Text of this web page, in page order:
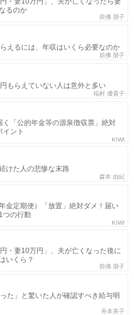
るのか
前佛 朋子
えるには、年収はいくら必要なのか
前佛 朋子
もらえていない人は意外と多い
稲村 優貴子
く「公的年金等の源泉徴収票」絶対
イント
KIWI
けた人の悲惨な末路
森本 由紀
金定期便）「放置」絶対ダメ！届い
つの行動
KIWI
・妻10万円」、夫が亡くなった後に
いくら？
前佛 朋子
た」と驚いた人が確認すべき給与明
舟本美子